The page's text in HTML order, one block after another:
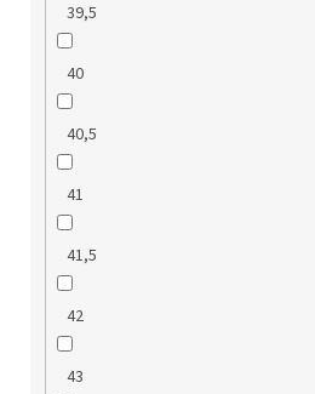
39,5
40
40,5
41
41,5
42
43